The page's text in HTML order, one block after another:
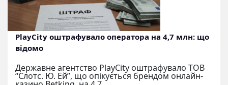
PlayCity оштрафувало оператора на 4,7 млн: що
відомо
Державне агентство PlayCity оштрафувало ТОВ
“Слотс. Ю. Ей”, що опікується брендом онлайн-